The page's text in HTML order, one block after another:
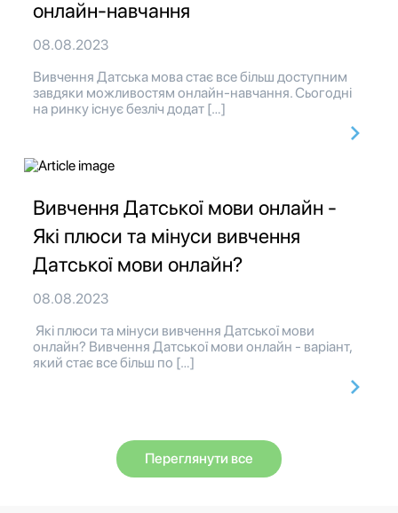
онлайн-навчання
08.08.2023
Вивчення Датська мова стає все більш доступним
завдяки можливостям онлайн-навчання. Сьогодні
на ринку існує безліч додат […]
Вивчення Датської мови онлайн -
Які плюси та мінуси вивчення
Датської мови онлайн?
08.08.2023
Які плюси та мінуси вивчення Датської мови
онлайн? Вивчення Датської мови онлайн - варіант,
який стає все більш по […]
Переглянути все